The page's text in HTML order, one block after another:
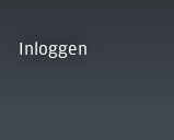
Inloggen